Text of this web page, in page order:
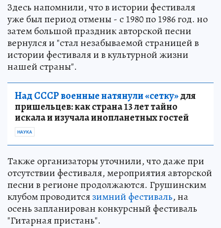
Здесь напомнили, что в истории фестиваля
уже был период отмены - с 1980 по 1986 год. но
затем большой праздник авторской песни
вернулся и "стал незабываемой страницей в
истории фестиваля и в культурной жизни
нашей страны".
Над СССР военные натянули «сетку»для
пришельцев: как страна 13 лет тайно
искала и изучала инопланетных гостей
НАУКА
Также организаторы уточнили, что даже при
отсутствии фестиваля, мероприятия авторской
песни в регионе продолжаются. Грушинским
клубом проводитсязимний фестиваль, на
осень запланирован конкурсный фестиваль
"Гитарная пристань".